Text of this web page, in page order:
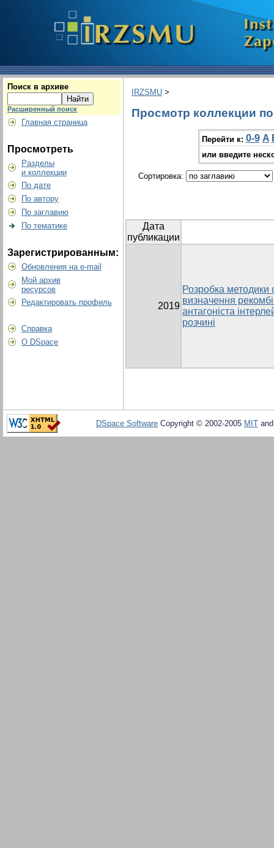
Поиск в архиве
Расширенный поиск
Главная страница
Просмотреть
Разделы
и коллекции
По дате
По автору
По заглавию
По тематике
Зарегистрированным:
Обновления на e-mail
Мой архив
ресурсов
Редактировать профиль
Справка
О DSpace
IRZSMU >
Просмотр коллекции
Перейти к: 0-9 A
или введите
Сортировка:
Дата
публикации
2019
Розробка методики
визначення
антагоніста
розчині
DSpace Software Copyright © 2002-2005 MIT